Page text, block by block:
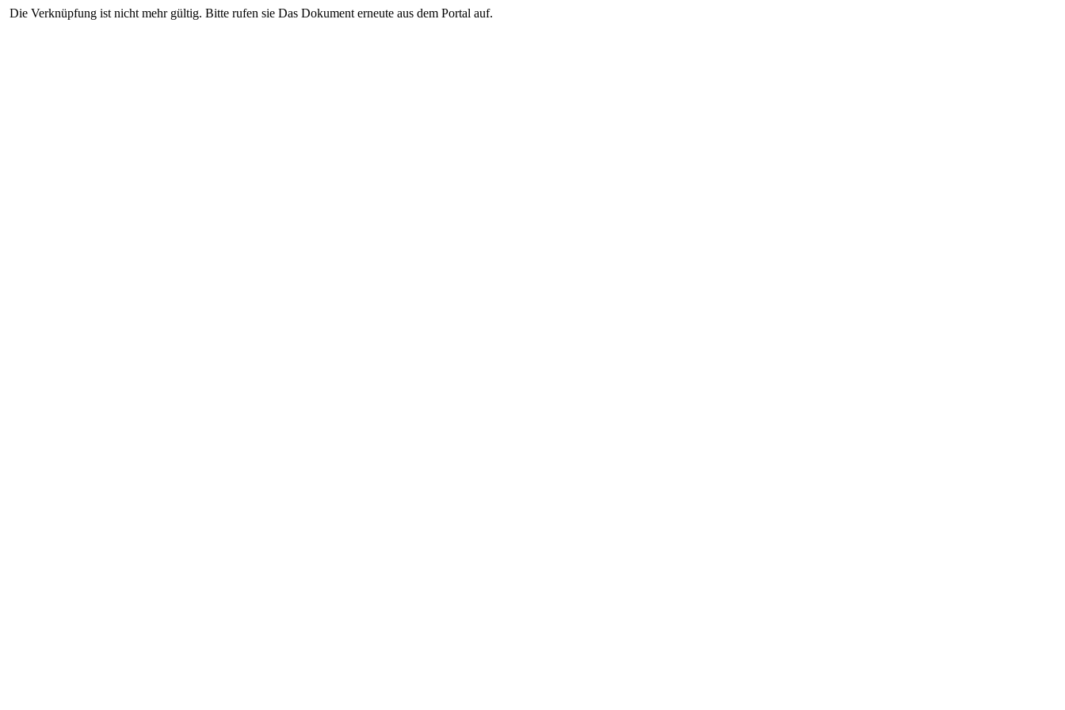
Die Verknüpfung ist nicht mehr gültig. Bitte rufen sie Das Dokument erneute aus dem Portal auf.